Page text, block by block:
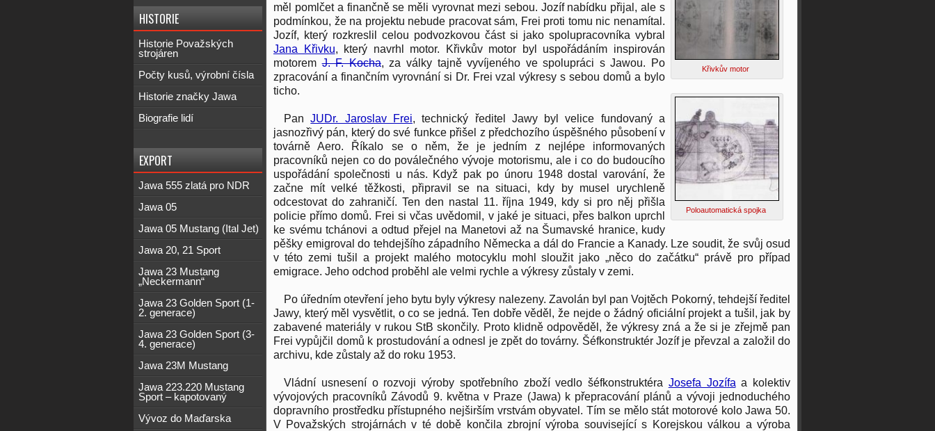
Křivkův motor
Poloautomatická spojka
měl pomlčet a finančně se měli vyrovnat mezi sebou. Jozíf nabídku přijal, ale s
podmínkou, že na projektu nebude pracovat sám, Frei proti tomu nic nenamítal.
Jozíf, který rozkreslil celou podvozkovou část si jako spolupracovníka vybral
Jana Křivku, který navrhl motor. Křivkův motor byl uspořádáním inspirován
motoremJ. F. Kocha, za války tajně vyvíjeného ve spolupráci s Jawou. Po
zpracování a finančním vyrovnání si Dr. Frei vzal výkresy s sebou domů a bylo
ticho.
PanJUDr. Jaroslav Frei, technický ředitel Jawy byl velice fundovaný a
jasnozřivý pán, který do své funkce přišel z předchozího úspěšného působení v
továrně Aero. Říkalo se o něm, že je jedním z nejlépe informovaných
pracovníků nejen co do poválečného vývoje motorismu, ale i co do budoucího
uspořádání společnosti u nás. Když pak po únoru 1948 dostal varování, že
začne mít velké těžkosti, připravil se na situaci, kdy by musel urychleně
odcestovat do zahraničí. Ten den nastal 11. října 1949, kdy si pro něj přišla
policie přímo domů. Frei si včas uvědomil, v jaké je situaci, přes balkon uprchl
ke svému tchánovi a odtud přejel na Manetovi až na Šumavské hranice, kudy
pěšky emigroval do tehdejšího západního Německa a dál do Francie a Kanady. Lze soudit, že svůj osud
v této zemi tušil a projekt malého motocyklu mohl sloužit jako „něco do začátku“ právě pro případ
emigrace. Jeho odchod proběhl ale velmi rychle a výkresy zůstaly v zemi.
Po úředním otevření jeho bytu byly výkresy nalezeny. Zavolán byl pan Vojtěch Pokorný, tehdejší ředitel
Jawy, který měl vysvětlit, o co se jedná. Ten dobře věděl, že nejde o žádný oficiální projekt a tušil, jak by
zabavené materiály v rukou StB skončily. Proto klidně odpověděl, že výkresy zná a že si je zřejmě pan
Frei vypůjčil domů k prostudování a odnesl je zpět do továrny. Šéfkonstruktér Jozíf je převzal a založil do
archivu, kde zůstaly až do roku 1953.
Vládní usnesení o rozvoji výroby spotřebního zboží vedlo šéfkonstruktéra Josefa Jozífa a kolektiv
vývojových pracovníků Závodů 9. května v Praze (Jawa) k přepracování plánů a vývoji jednoduchého
dopravního prostředku přístupného nejširším vrstvám obyvatel. Tím se mělo stát motorové kolo Jawa 50.
V Považských strojárnách v té době končila zbrojní výroba související s Korejskou válkou a výroba
HISTORIE
Historie Považských
strojáren
Počty kusů, výrobní čísla
Historie značky Jawa
Biografie lidí
EXPORT
Jawa 555 zlatá pro NDR
Jawa 05
Jawa 05 Mustang (Ital Jet)
Jawa 20, 21 Sport
Jawa 23 Mustang
„Neckermann“
Jawa 23 Golden Sport (1-
2. generace)
Jawa 23 Golden Sport (3-
4. generace)
Jawa 23M Mustang
Jawa 223.220 Mustang
Sport – kapotovaný
Vývoz do Maďarska